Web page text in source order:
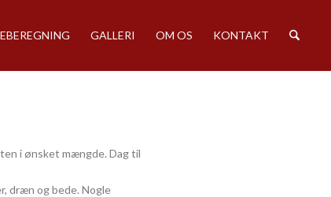
GALLERI OM OS KONTAKT
i ønsket mængde. Dag til
dræn og bede. Nogle